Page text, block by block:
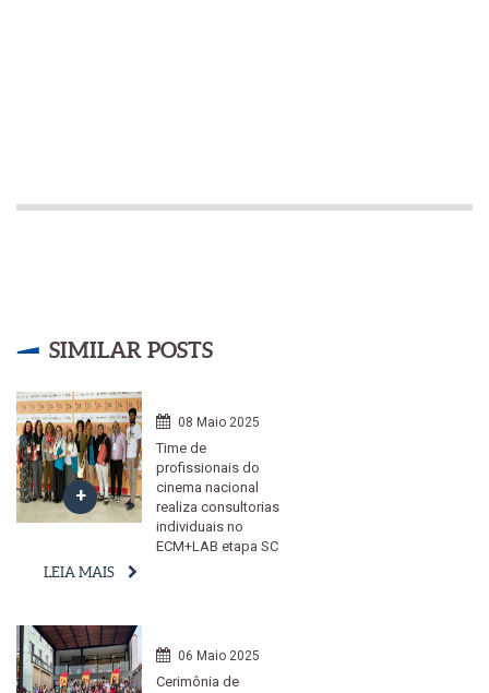
SIMILAR POSTS
08 Maio 2025
Time de
profissionais do
cinema nacional
realiza consultorias
individuais no
ECM+LAB etapa SC
LEIA MAIS
06 Maio 2025
Cerimônia de